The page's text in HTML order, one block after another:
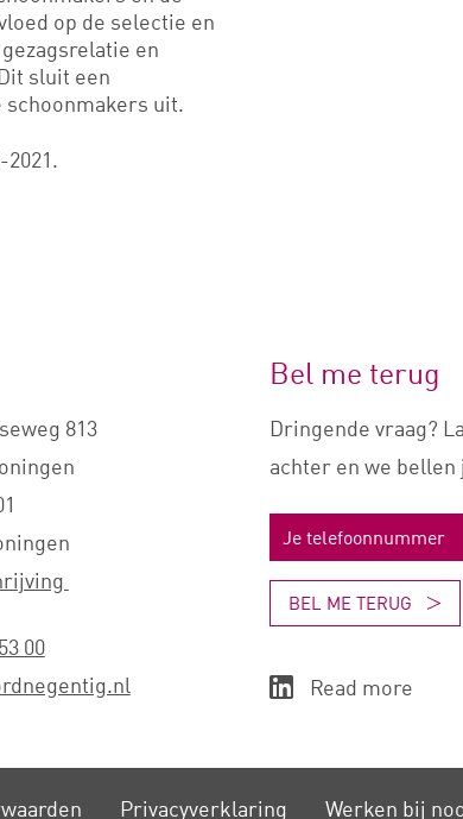
op de selectie en
en
sluit een
schoonmakers uit.
813
00
Bel me terug
Dringende vraag?
achter en we
BEL ME TERUG
Read more
Privacy­verklaring Werken bij